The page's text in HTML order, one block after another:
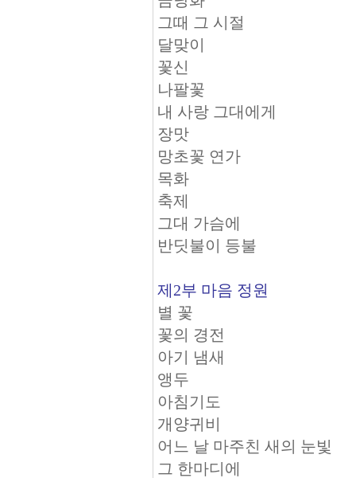
그때 그 시절
달맞이
꽃신
나팔꽃
내 사랑 그대에게
장맛
망초꽃 연가
목화
축제
그대 가슴에
반딧불이 등불
제2부 마음 정원
별 꽃
꽃의 경전
아기 냄새
앵두
아침기도
개양귀비
어느 날 마주친 새의 눈빛
그 한마디에